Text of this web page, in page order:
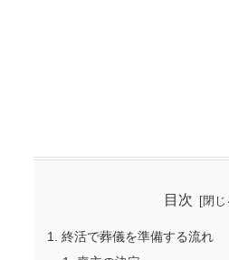
目次
終活で葬儀を準備する流れ